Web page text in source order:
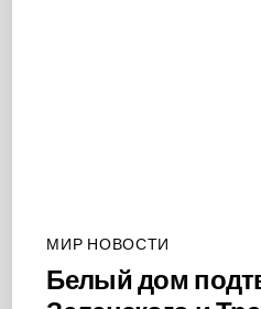
МИР НОВОСТИ
Белый дом